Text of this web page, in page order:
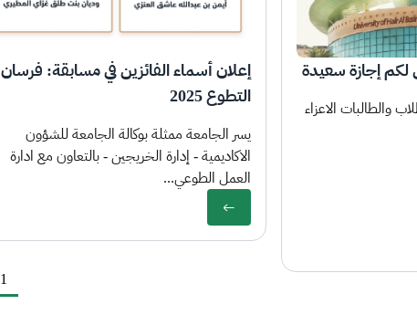
لكم إجازة سعيدة
والطالبات الاعزاء
إعلان أسماء الفائزين في مسابقة: فرسان
التطوع 2025
يسر الجامعة ممثلة بوكالة الجامعة للشؤون
الاكاديمية - إدارة الخريجين - بالتعاون مع ادارة
العمل الطوعي...
1